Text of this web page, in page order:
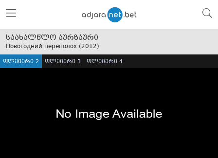
საახალწლო აურზაური
Новогодний переполох (2012)
ფლეიერი 2 ფლეიერი 3 ფლეიერი 4